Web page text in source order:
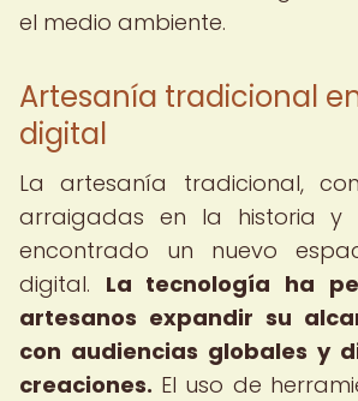
el medio ambiente.
Artesanía tradicional
digital
La artesanía tradicional,
arraigadas en la historia y
encontrado un nuevo
digital. La tecnología ha
artesanos expandir su
con audiencias globales y
creaciones. El uso de